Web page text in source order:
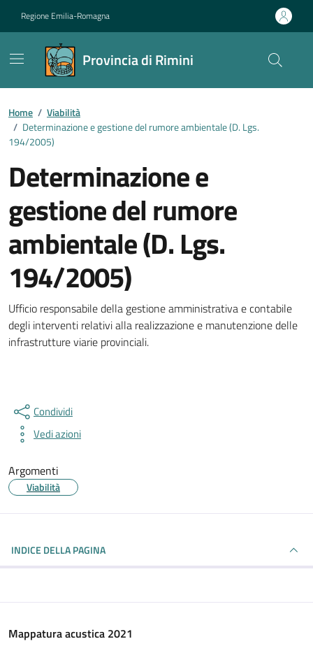
Regione Emilia-Romagna
Provincia di Rimini
Contenuti in evidenza
Home / Viabilità
/ Determinazione e gestione del rumore ambientale (D. Lgs.
194/2005)
Determinazione e
gestione del rumore
ambientale (D. Lgs.
194/2005)
Dettagli della notizia
Ufficio responsabile della gestione amministrativa e contabile
degli interventi relativi alla realizzazione e manutenzione delle
infrastrutture viarie provinciali.
Condividi
Vedi azioni
Argomenti
Viabilità
INDICE DELLA PAGINA
Mappatura acustica 2021